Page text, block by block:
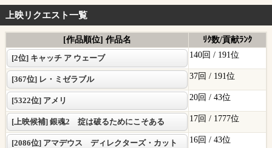
上映リクエスト一覧
[作品順位] 作品名
ﾘｸ数/貢献ﾗﾝｸ
[2位] キャッチ ア ウェーブ
140回 / 191位
[367位] レ・ミゼラブル 37回 / 191位
[5322位] アメリ 20回 / 43位
[上映候補] 銀魂2 掟は破るためにこそある 17回 / 1777位
[2086位] アマデウス ディレクターズ・カット 16回 / 43位